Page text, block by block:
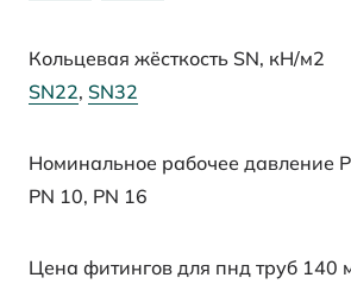
Кольцевая жёсткость SN, кН/м2
SN22, SN32
Номинальное рабочее давление
PN 10, PN 16
Цена фитингов для пнд труб 140